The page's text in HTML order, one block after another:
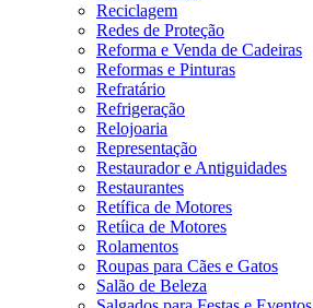
Reciclagem
Redes de Proteção
Reforma e Venda de Cadeiras
Reformas e Pinturas
Refratário
Refrigeração
Relojoaria
Representação
Restaurador e Antiguidades
Restaurantes
Retífica de Motores
Retíica de Motores
Rolamentos
Roupas para Cães e Gatos
Salão de Beleza